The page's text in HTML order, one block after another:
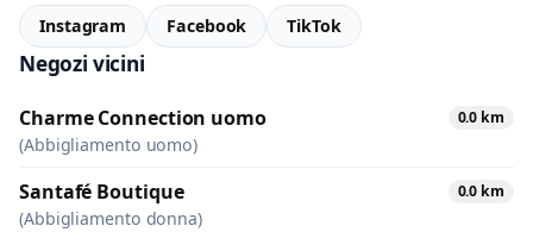
Instagram Facebook TikTok
Negozi vicini
Charme Connection uomo 0.0 km
(Abbigliamento uomo)
Santafé Boutique 0.0 km
(Abbigliamento donna)